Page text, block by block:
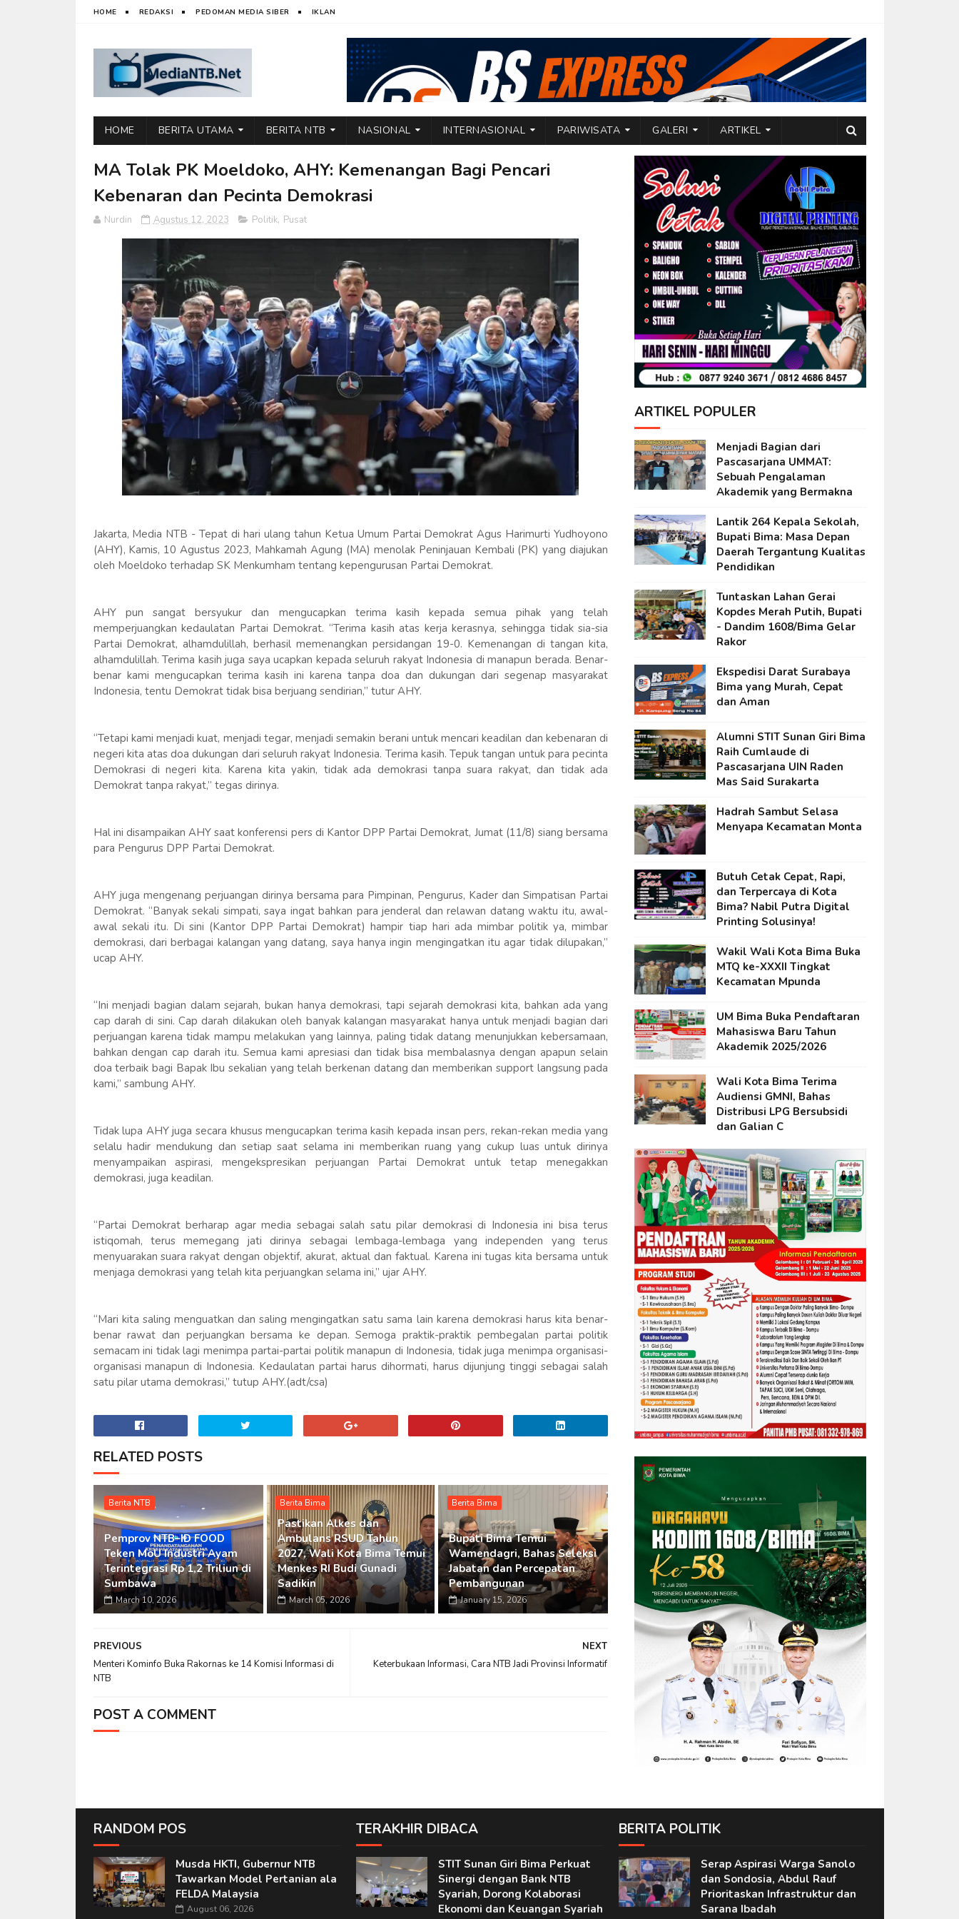
HOME REDAKSI PEDOMAN MEDIA SIBER IKLAN
HOME BERITA UTAMA BERITA NTB NASIONAL INTERNASIONAL PARIWISATA GALERI ARTIKEL
MA Tolak PK Moeldoko, AHY: Kemenangan Bagi Pencari
Kebenaran dan Pecinta Demokrasi
Nurdin Agustus 12, 2023 Politik, Pusat
Jakarta, Media NTB - Tepat di hari ulang tahun Ketua Umum Partai Demokrat Agus Harimurti Yudhoyono
(AHY), Kamis, 10 Agustus 2023, Mahkamah Agung (MA) menolak Peninjauan Kembali (PK) yang diajukan
oleh Moeldoko terhadap SK Menkumham tentang kepengurusan Partai Demokrat.
AHY pun sangat bersyukur dan mengucapkan terima kasih kepada semua pihak yang telah
memperjuangkan kedaulatan Partai Demokrat. “Terima kasih atas kerja kerasnya, sehingga tidak sia-sia
Partai Demokrat, alhamdulillah, berhasil memenangkan persidangan 19-0. Kemenangan di tangan kita,
alhamdulillah. Terima kasih juga saya ucapkan kepada seluruh rakyat Indonesia di manapun berada. Benar-
benar kami mengucapkan terima kasih ini karena tanpa doa dan dukungan dari segenap masyarakat
Indonesia, tentu Demokrat tidak bisa berjuang sendirian,” tutur AHY.
“Tetapi kami menjadi kuat, menjadi tegar, menjadi semakin berani untuk mencari keadilan dan kebenaran di
negeri kita atas doa dukungan dari seluruh rakyat Indonesia. Terima kasih. Tepuk tangan untuk para pecinta
Demokrasi di negeri kita. Karena kita yakin, tidak ada demokrasi tanpa suara rakyat, dan tidak ada
Demokrat tanpa rakyat,” tegas dirinya.
Hal ini disampaikan AHY saat konferensi pers di Kantor DPP Partai Demokrat, Jumat (11/8) siang bersama
para Pengurus DPP Partai Demokrat.
AHY juga mengenang perjuangan dirinya bersama para Pimpinan, Pengurus, Kader dan Simpatisan Partai
Demokrat. “Banyak sekali simpati, saya ingat bahkan para jenderal dan relawan datang waktu itu, awal-
awal sekali itu. Di sini (Kantor DPP Partai Demokrat) hampir tiap hari ada mimbar politik ya, mimbar
demokrasi, dari berbagai kalangan yang datang, saya hanya ingin mengingatkan itu agar tidak dilupakan,”
ucap AHY.
“Ini menjadi bagian dalam sejarah, bukan hanya demokrasi, tapi sejarah demokrasi kita, bahkan ada yang
cap darah di sini. Cap darah dilakukan oleh banyak kalangan masyarakat hanya untuk menjadi bagian dari
perjuangan karena tidak mampu melakukan yang lainnya, paling tidak datang menunjukkan kebersamaan,
bahkan dengan cap darah itu. Semua kami apresiasi dan tidak bisa membalasnya dengan apapun selain
doa terbaik bagi Bapak Ibu sekalian yang telah berkenan datang dan memberikan support langsung pada
kami,” sambung AHY.
Tidak lupa AHY juga secara khusus mengucapkan terima kasih kepada insan pers, rekan-rekan media yang
selalu hadir mendukung dan setiap saat selama ini memberikan ruang yang cukup luas untuk dirinya
menyampaikan aspirasi, mengekspresikan perjuangan Partai Demokrat untuk tetap menegakkan
demokrasi, juga keadilan.
“Partai Demokrat berharap agar media sebagai salah satu pilar demokrasi di Indonesia ini bisa terus
istiqomah, terus memegang jati dirinya sebagai lembaga-lembaga yang independen yang terus
menyuarakan suara rakyat dengan objektif, akurat, aktual dan faktual. Karena ini tugas kita bersama untuk
menjaga demokrasi yang telah kita perjuangkan selama ini,” ujar AHY.
“Mari kita saling menguatkan dan saling mengingatkan satu sama lain karena demokrasi harus kita benar-
benar rawat dan perjuangkan bersama ke depan. Semoga praktik-praktik pembegalan partai politik
semacam ini tidak lagi menimpa partai-partai politik manapun di Indonesia, tidak juga menimpa organisasi-
organisasi manapun di Indonesia. Kedaulatan partai harus dihormati, harus dijunjung tinggi sebagai salah
satu pilar utama demokrasi,” tutup AHY.(adt/csa)
RELATED POSTS
Berita NTB
Pemprov NTB–ID FOOD
Teken MoU Industri Ayam
Terintegrasi Rp 1,2 Triliun di
Sumbawa
March 10, 2026
Berita Bima
Pastikan Alkes dan
Ambulans RSUD Tahun
2027, Wali Kota Bima Temui
Menkes RI Budi Gunadi
Sadikin
March 05, 2026
Berita Bima
Bupati Bima Temui
Wamendagri, Bahas Seleksi
Jabatan dan Percepatan
Pembangunan
January 15, 2026
NEXT
Keterbukaan Informasi, Cara NTB Jadi Provinsi Informatif
PREVIOUS
Menteri Kominfo Buka Rakornas ke 14 Komisi Informasi di
NTB
POST A COMMENT
ARTIKEL POPULER
Menjadi Bagian dari
Pascasarjana UMMAT:
Sebuah Pengalaman
Akademik yang Bermakna
Lantik 264 Kepala Sekolah,
Bupati Bima: Masa Depan
Daerah Tergantung Kualitas
Pendidikan
Tuntaskan Lahan Gerai
Kopdes Merah Putih, Bupati
- Dandim 1608/Bima Gelar
Rakor
Ekspedisi Darat Surabaya
Bima yang Murah, Cepat
dan Aman
Alumni STIT Sunan Giri Bima
Raih Cumlaude di
Pascasarjana UIN Raden
Mas Said Surakarta
Hadrah Sambut Selasa
Menyapa Kecamatan Monta
Butuh Cetak Cepat, Rapi,
dan Terpercaya di Kota
Bima? Nabil Putra Digital
Printing Solusinya!
Wakil Wali Kota Bima Buka
MTQ ke-XXXII Tingkat
Kecamatan Mpunda
UM Bima Buka Pendaftaran
Mahasiswa Baru Tahun
Akademik 2025/2026
Wali Kota Bima Terima
Audiensi GMNI, Bahas
Distribusi LPG Bersubsidi
dan Galian C
RANDOM POS
Musda HKTI, Gubernur NTB
Tawarkan Model Pertanian ala
FELDA Malaysia
August 06, 2026
TERAKHIR DIBACA
STIT Sunan Giri Bima Perkuat
Sinergi dengan Bank NTB
Syariah, Dorong Kolaborasi
Ekonomi dan Keuangan Syariah
BERITA POLITIK
Serap Aspirasi Warga Sanolo
dan Sondosia, Abdul Rauf
Prioritaskan Infrastruktur dan
Sarana Ibadah